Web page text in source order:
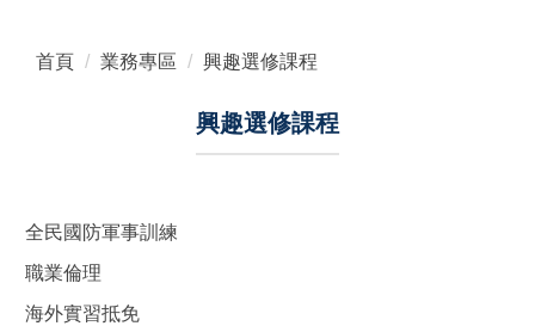
首頁 業務專區 興趣選修課程
興趣選修課程
全民國防軍事訓練
職業倫理
海外實習抵免